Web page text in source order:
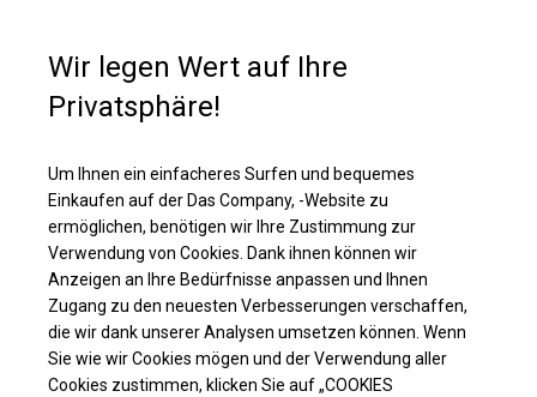
Solides Lager- und Garagenzelt | 6x12 m
Wir legen Wert auf Ihre
Privatsphäre!
Um Ihnen ein einfacheres Surfen und bequemes
Einkaufen auf der Das Company, -Website zu
ermöglichen, benötigen wir Ihre Zustimmung zur
Verwendung von Cookies. Dank ihnen können wir
Anzeigen an Ihre Bedürfnisse anpassen und Ihnen
Zugang zu den neuesten Verbesserungen verschaffen,
die wir dank unserer Analysen umsetzen können. Wenn
Sie wie wir Cookies mögen und der Verwendung aller
Cookies zustimmen, klicken Sie auf „COOKIES